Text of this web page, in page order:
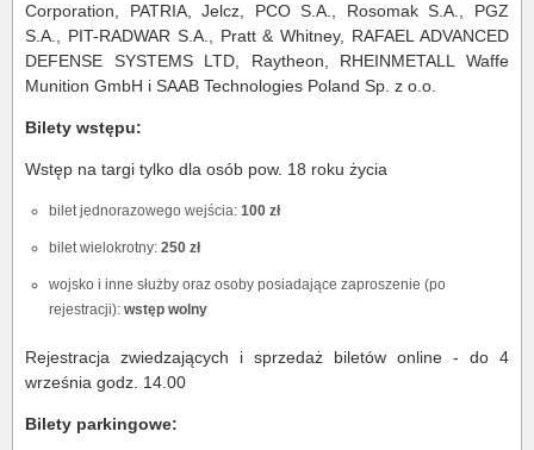
Corporation, PATRIA, Jelcz, PCO S.A., Rosomak S.A., PGZ
S.A., PIT-RADWAR S.A., Pratt & Whitney, RAFAEL ADVANCED
DEFENSE SYSTEMS LTD, Raytheon, RHEINMETALL Waffe
Munition GmbH i SAAB Technologies Poland Sp. z o.o.
Bilety wstępu:
Wstęp na targi tylko dla osób pow. 18 roku życia
bilet jednorazowego wejścia: 100 zł
bilet wielokrotny: 250 zł
wojsko i inne służby oraz osoby posiadające zaproszenie (po
rejestracji): wstęp wolny
Rejestracja zwiedzających i sprzedaż biletów online - do 4
września godz. 14.00
Bilety parkingowe: